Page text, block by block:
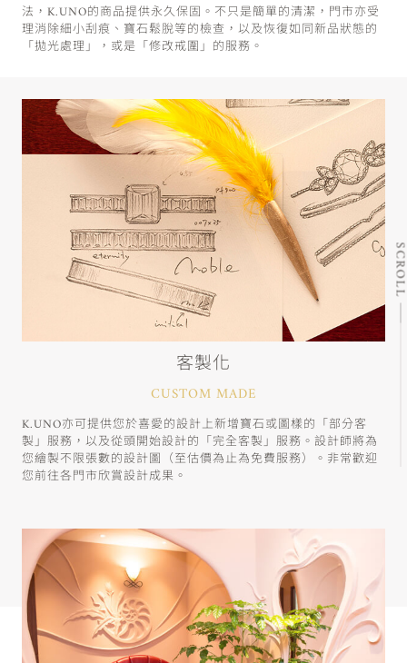
法，K.UNO的商品提供永久保固。不只是簡單的清潔，門市亦受
理消除細小刮痕、寶石鬆脫等的檢查，以及恢復如同新品狀態的
「拋光處理」，或是「修改戒圍」的服務。
客製化
CUSTOM MADE
K.UNO亦可提供您於喜愛的設計上新增寶石或圖樣的「部分客
製」服務，以及從頭開始設計的「完全客製」服務。設計師將為
您繪製不限張數的設計圖（至估價為止為免費服務）。非常歡迎
您前往各門市欣賞設計成果。